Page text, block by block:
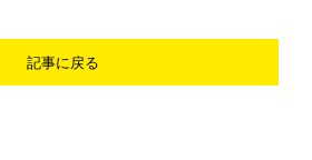
記事に戻る